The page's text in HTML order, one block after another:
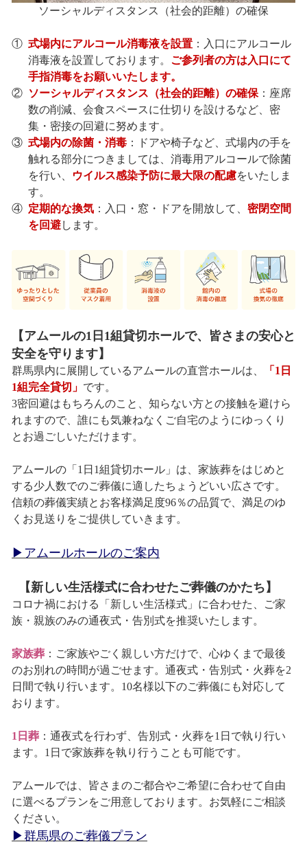
ソーシャルディスタンス（社会的距離）の確保
① 式場内にアルコール消毒液を設置：入口にアルコール
消毒液を設置しております。 ご参列者の方は入口にて
手指消毒をお願いいたします。
② ソーシャルディスタンス（社会的距離）の確保：座席
数の削減、会食スペースに仕切りを設けるなど、密
集・密接の回避に努めます。
③ 式場内の除菌・消毒：ドアや椅子など、式場内の手を
触れる部分につきましては、消毒用アルコールで除菌
を行い、
ウイルス感染予防に最大限の配慮をいたしま
す。
④ 定期的な換気：入口・窓・ドアを開放して、 密閉空間
を回避します。
【アムールの1日1組貸切ホールで、皆さまの安心と
安全を守ります】
群馬県内に展開しているアムールの直営ホールは、
「1日
1組完全貸切」 です。
3密回避はもちろんのこと、知らない方との接触を避けら
れますので、誰にも気兼ねなくご自宅のようにゆっくり
とお過ごしいただけます。
アムールの「1日1組貸切ホール」は、家族葬をはじめと
する少人数でのご葬儀に適したちょうどいい広さです。
信頼の葬儀実績とお客様満足度96％の品質で、満足のゆ
くお見送りをご提供していきます。
▶アムールホールのご案内
【新しい生活様式に合わせたご葬儀のかたち】
コロナ禍における「新しい生活様式」に合わせた、ご家
族・親族のみの通夜式・告別式を推奨いたします。
家族葬：ご家族やごく親しい方だけで、心ゆくまで最後
のお別れの時間が過ごせます。通夜式・告別式・火葬を2
日間で執り行います。10名様以下のご葬儀にも対応して
おります。
1日葬：通夜式を行わず、告別式・火葬を1日で執り行い
ます。1日で家族葬を執り行うことも可能です。
アムールでは、皆さまのご都合やご希望に合わせて自由
に選べるプランをご用意しております。お気軽にご相談
ください。
▶群馬県のご葬儀プラン